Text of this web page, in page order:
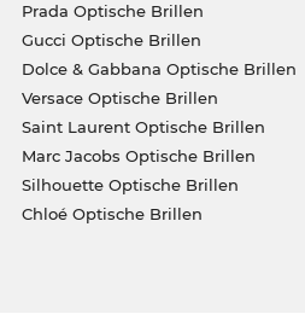
Prada Optische Brillen
Gucci Optische Brillen
Dolce & Gabbana Optische Brillen
Versace Optische Brillen
Saint Laurent Optische Brillen
Marc Jacobs Optische Brillen
Silhouette Optische Brillen
Chloé Optische Brillen